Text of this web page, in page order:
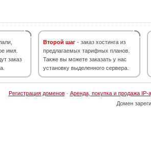
имя.
заказ
Второй шаг - заказ хостинга из
предлагаемых тарифных планов.
Также вы можете заказать у нас
установку выделенного сервера.
Регистрация доменов· Аренда, покупка и продажа IP-
Домен